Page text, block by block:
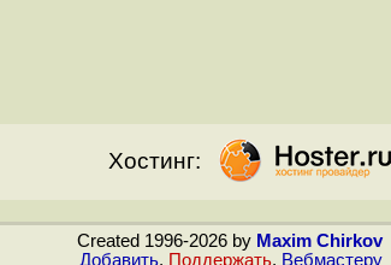
Хостинг:
Created 1996-2026 by Maxim Chirkov
Добавить, Поддержать, Вебмастеру